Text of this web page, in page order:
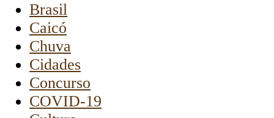
Brasil
Caicó
Chuva
Cidades
Concurso
COVID-19